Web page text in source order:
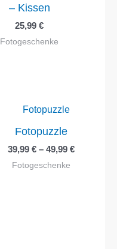
– Kissen
25,99 €
Fotogeschenke
Fotopuzzle
39,99 € – 49,99 €
Fotogeschenke